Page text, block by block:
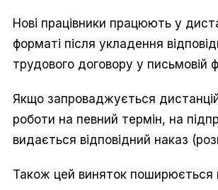
Нові працівники працюють у
форматі після укладення
трудового договору у письмовій
Якщо запроваджується
роботи на певний термін, на
видається відповідний наказ
Також цей виняток поширюється